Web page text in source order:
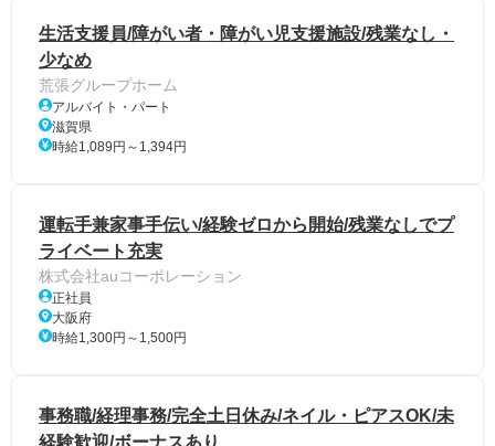
生活支援員/障がい者・障がい児支援施設/残業なし・
少なめ
荒張グループホーム
アルバイト・パート
滋賀県
時給1,089円～1,394円
運転手兼家事手伝い/経験ゼロから開始/残業なしでプ
ライベート充実
株式会社auコーポレーション
正社員
大阪府
時給1,300円～1,500円
事務職/経理事務/完全土日休み/ネイル・ピアスOK/未
経験歓迎/ボーナスあり